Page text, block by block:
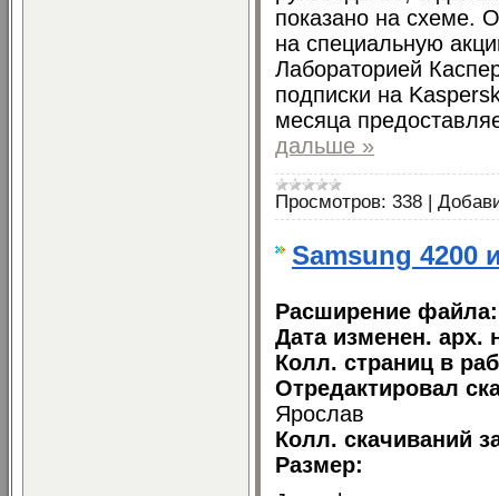
показано на схеме.
на специальную
Лабораторией
подписки на
месяца
дальше »
Просмотров: 338 |
Samsung 4200
Расширение
Дата изменен. арх.
Колл. страниц в
Отредактировал
Ярослав
Колл. скачиваний
Размер: